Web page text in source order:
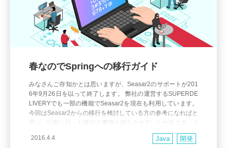
春なのでSpringへの移行ガイド
みなさんご存知かとは思いますが、Seasar2のサポートが201
6年9月26日を以って終了します。 弊社の運営するSUPERDE
LIVERYでも一部の機能でSeasar2を現在も利用しています。
今回はSeasar2からの移行を検討している方の参考になればと
思い、以前に行った移行の事例を紹介させていただきます。 2
014年にSUPERDELIVERYの商品登録機能をリニューアルし
た際、弊社で
2016.4.4 開発
Java